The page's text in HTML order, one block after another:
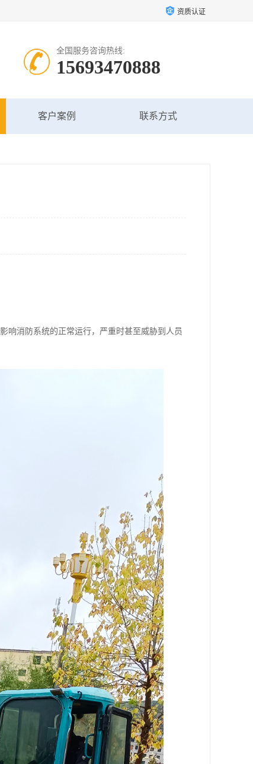
资质认证
全国服务咨询热线:
15693470888
客户案例 联系方式
响消防系统的正常运行，严重时甚至威胁到人员